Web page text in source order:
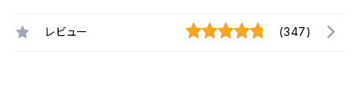
レビュー (347)